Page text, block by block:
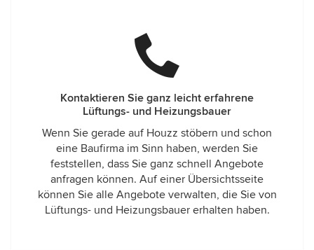
Kontaktieren Sie ganz leicht erfahrene
Lüftungs- und Heizungsbauer
Wenn Sie gerade auf Houzz stöbern und schon
eine Baufirma im Sinn haben, werden Sie
feststellen, dass Sie ganz schnell Angebote
anfragen können. Auf einer Übersichtsseite
können Sie alle Angebote verwalten, die Sie von
Lüftungs- und Heizungsbauer erhalten haben.